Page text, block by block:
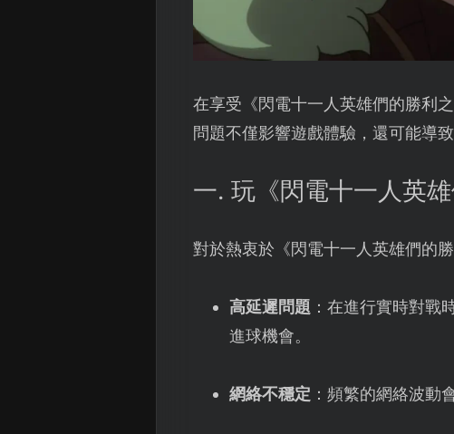
在享受《閃電十一人英雄們的勝利
問題不僅影響遊戲體驗，還可能導
一. 玩《閃電十一人英
對於熱衷於《閃電十一人英雄們的
高延遲問題 ：在進行實時對戰
進球機會。
網絡不穩定 ：頻繁的網絡波動